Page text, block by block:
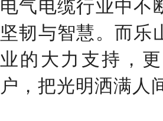
电气电缆行业中不
坚韧与智慧。而乐
业的大力支持，
户，把光明洒满人